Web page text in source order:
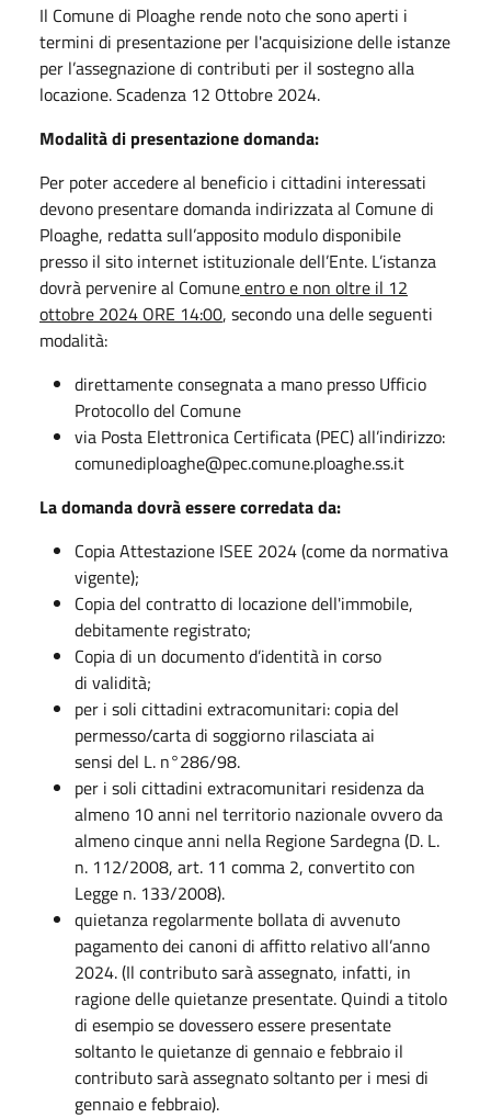
Il Comune di Ploaghe rende noto che sono aperti i
termini di presentazione per l'acquisizione delle istanze
per l’assegnazione di contributi per il sostegno alla
locazione. Scadenza 12 Ottobre 2024.
Modalità di presentazione domanda:
Per poter accedere al beneficio i cittadini interessati
devono presentare domanda indirizzata al Comune di
Ploaghe, redatta sull’apposito modulo disponibile
presso il sito internet istituzionale dell’Ente. L’istanza
dovrà pervenire al Comuneentro e non oltre il 12
ottobre 2024 ORE 14:00, secondo una delle seguenti
modalità:
direttamente consegnata a mano presso Ufficio
Protocollo del Comune
via Posta Elettronica Certificata (PEC) all’indirizzo:
comunediploaghe@pec.comune.ploaghe.ss.it
La domanda dovrà essere corredata da:
Copia Attestazione ISEE 2024 (come da normativa
vigente);
Copia del contratto di locazione dell'immobile,
debitamente registrato;
Copia di un documento d’identità in corso
di validità;
per i soli cittadini extracomunitari: copia del
permesso/carta di soggiorno rilasciata ai
sensi del L. n°286/98.
per i soli cittadini extracomunitari residenza da
almeno 10 anni nel territorio nazionale ovvero da
almeno cinque anni nella Regione Sardegna (D. L.
n. 112/2008, art. 11 comma 2, convertito con
Legge n. 133/2008).
quietanza regolarmente bollata di avvenuto
pagamento dei canoni di affitto relativo all’anno
2024. (Il contributo sarà assegnato, infatti, in
ragione delle quietanze presentate. Quindi a titolo
di esempio se dovessero essere presentate
soltanto le quietanze di gennaio e febbraio il
contributo sarà assegnato soltanto per i mesi di
gennaio e febbraio).